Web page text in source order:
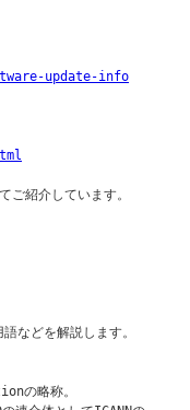
update-info
ご紹介しています。
などを解説します。
の略称。